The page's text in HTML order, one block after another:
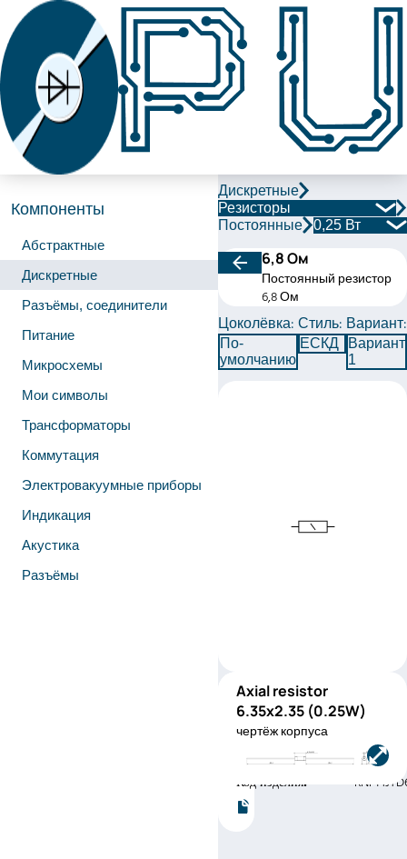
Компоненты
Абстрактные
Дискретные
Разъёмы, соединители
Питание
Микросхемы
Мои символы
Трансформаторы
Коммутация
Электровакуумные приборы
Индикация
Акустика
Разъёмы
Дискретные
Резисторы
Постоянные
0,25 Вт
6,8 Ом
Постоянный резистор
6,8 Ом
Цоколёвка:
По-
умолчанию
Стиль:
ЕСКД
Вариант:
Вариант
1
RNF14
(0.25W)
Производитель:
Electronics
Код изделия:
Axial resistor
6.35x2.35 (0.25W)
чертёж корпуса